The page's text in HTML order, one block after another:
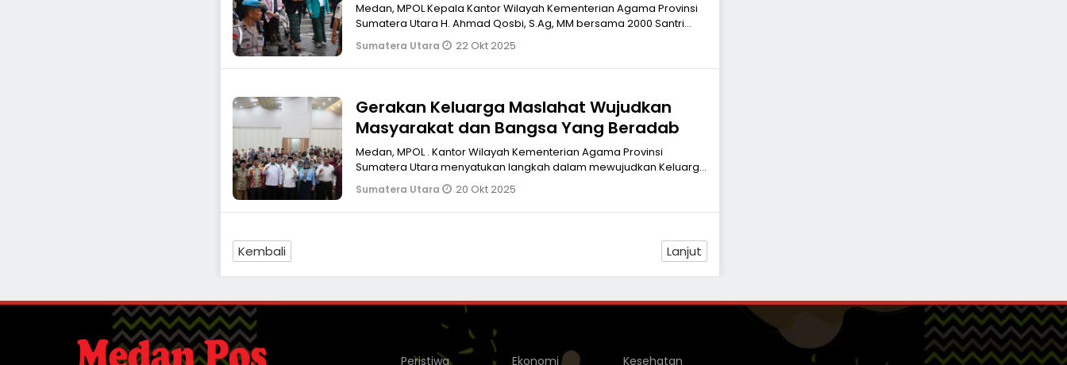
Medan, MPOL Kepala Kantor Wilayah Kementerian Agama Provinsi
Sumatera Utara H. Ahmad Qosbi, S.Ag, MM bersama 2000 Santri
melaksanakan Apel
Sumatera Utara 22 Okt 2025
Gerakan Keluarga Maslahat Wujudkan
Masyarakat dan Bangsa Yang Beradab
Medan, MPOL . Kantor Wilayah Kementerian Agama Provinsi
Sumatera Utara menyatukan langkah dalam mewujudkan Keluarga
Maslahat. Kepala Kant
Sumatera Utara 20 Okt 2025
Kembali Lanjut
Peristiwa Ekonomi Kesehatan